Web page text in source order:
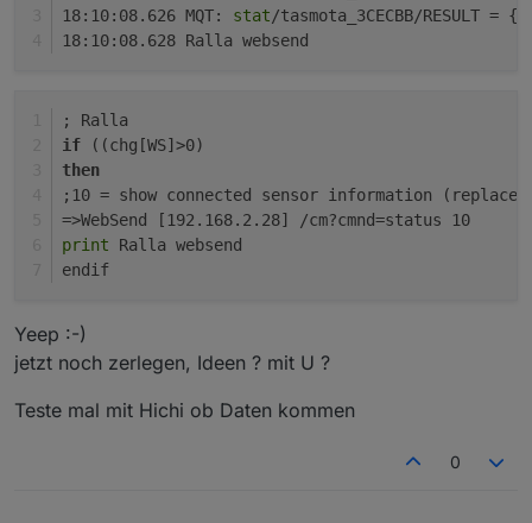
->sensor53 r
+>status 5
>R
>S
if upsecs>30
http("192.168.xxx.xxx" "/
>M 1
1,77070100010802ff@1000,E_in_NT,kWh,E_in_NT,1
1,77070100020800ff@1000,E_out,kWh,E_out,1
1,77070100100700ff@1,P,W,P,18
1,77070100000009ff@#,Server_ID,,Server_ID,0
>W
18:10:08.626 MQT: stat/tasmota_3CECBB/RESULT = {
18:10:08.628 Ralla websend
; Ralla
if ((chg[WS]>0)
then
;10 = show connected sensor information
=>WebSend [192.168.2.28] /cm?cmnd=status 10
print Ralla websend
endif
Yeep :-)
jetzt noch zerlegen, Ideen ? mit U ?
Teste mal mit Hichi ob Daten kommen
0